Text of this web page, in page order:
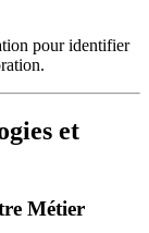
pour identifier
et
Métier